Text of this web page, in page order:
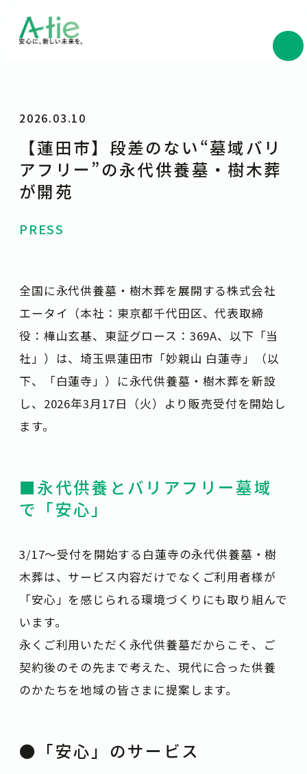
2026.03.10
【蓮田市】段差のない“墓域バリ
アフリー”の永代供養墓・樹木葬
が開苑
PRESS
全国に永代供養墓・樹木葬を展開する株式会社
エータイ（本社：東京都千代田区、代表取締
役：樺山玄基、東証グロース：369A、以下「当
社」）は、埼玉県蓮田市「妙親山 白蓮寺」（以
下、「白蓮寺」）に永代供養墓・樹木葬を新設
し、2026年3月17日（火）より販売受付を開始し
ます。
■永代供養とバリアフリー墓域
で「安心」
3/17〜受付を開始する白蓮寺の永代供養墓・樹
木葬は、サービス内容だけでなくご利用者様が
「安心」を感じられる環境づくりにも取り組んで
います。
永くご利用いただく永代供養墓だからこそ、ご
契約後のその先まで考えた、現代に合った供養
のかたちを地域の皆さまに提案します。
●「安心」のサービス